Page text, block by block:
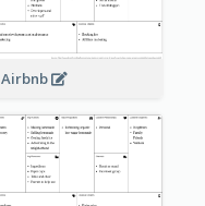
Airbnb